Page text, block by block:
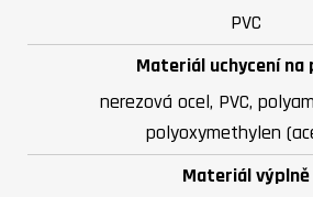
PVC
Materiál uchycení na
nerezová ocel, PVC,
polyoxymethylen
Materiál výplně